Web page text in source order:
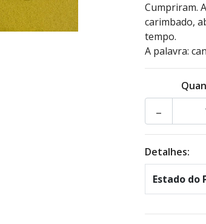
Cumpriram.
carimbado,
tempo.
A palavra:
-
Detalhes:
Estado do